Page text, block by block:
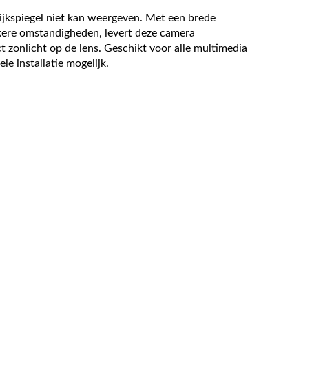
niet kan weergeven. Met een brede
omstandigheden, levert deze camera
op de lens. Geschikt voor alle multimedia
installatie mogelijk.